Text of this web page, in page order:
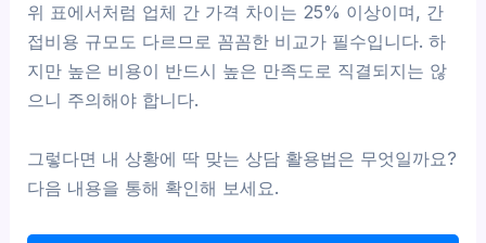
위 표에서처럼 업체 간 가격 차이는 25% 이상이며, 간
접비용 규모도 다르므로 꼼꼼한 비교가 필수입니다. 하
지만 높은 비용이 반드시 높은 만족도로 직결되지는 않
으니 주의해야 합니다.
그렇다면 내 상황에 딱 맞는 상담 활용법은 무엇일까요?
다음 내용을 통해 확인해 보세요.